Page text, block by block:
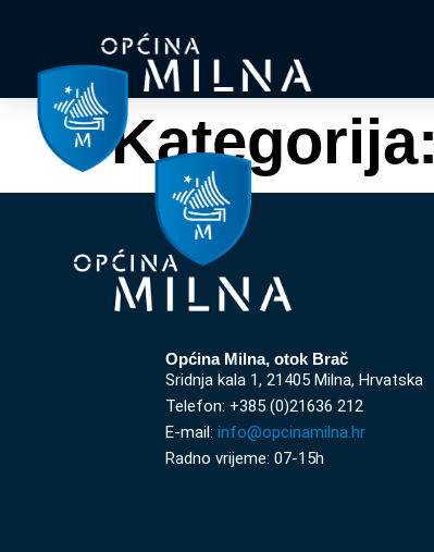
Kategorija:
Općina Milna, otok Brač
Sridnja kala 1, 21405 Milna, Hrvatska
Telefon: +385 (0)21636 212
E-mail: info@opcinamilna.hr
Radno vrijeme: 07-15h